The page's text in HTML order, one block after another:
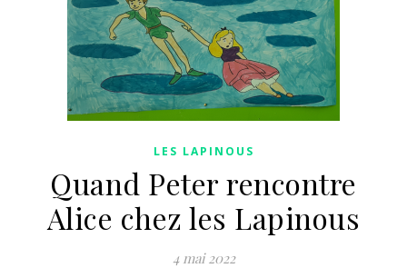
LES LAPINOUS
Quand Peter rencontre
Alice chez les Lapinous
4 mai 2022